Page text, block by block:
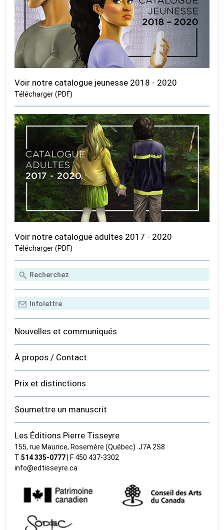
Voir notre catalogue jeunesse 2018 - 2020
Télécharger (PDF)
Voir notre catalogue adultes 2017 - 2020
Télécharger (PDF)
Nouvelles et communiqués
À propos / Contact
Prix et distinctions
Soumettre un manuscrit
Les Éditions Pierre Tisseyre
155, rue Maurice, Rosemère (Québec) J7A 2S8
T514 335‑0777 | F 450 437‑3302
info@edtisseyre.ca